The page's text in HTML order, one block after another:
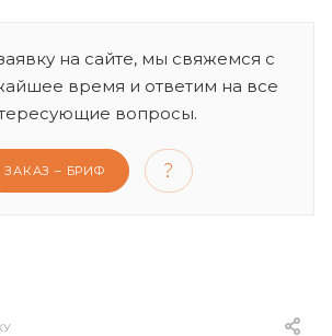
на сайте, мы свяжемся с
время и ответим на все
вопросы.
ЗАКАЗ – БРИФ